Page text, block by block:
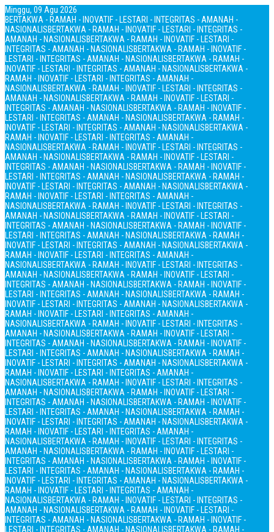
Minggu, 09 Agu 2026
BERTAKWA - RAMAH - INOVATIF - LESTARI - INTEGRITAS - AMANAH -
NASIONALISBERTAKWA - RAMAH - INOVATIF - LESTARI - INTEGRITAS -
AMANAH - NASIONALISBERTAKWA - RAMAH - INOVATIF - LESTARI -
INTEGRITAS - AMANAH - NASIONALISBERTAKWA - RAMAH - INOVATIF -
LESTARI - INTEGRITAS - AMANAH - NASIONALISBERTAKWA - RAMAH -
INOVATIF - LESTARI - INTEGRITAS - AMANAH - NASIONALISBERTAKWA -
RAMAH - INOVATIF - LESTARI - INTEGRITAS - AMANAH -
NASIONALISBERTAKWA - RAMAH - INOVATIF - LESTARI - INTEGRITAS -
AMANAH - NASIONALISBERTAKWA - RAMAH - INOVATIF - LESTARI -
INTEGRITAS - AMANAH - NASIONALISBERTAKWA - RAMAH - INOVATIF -
LESTARI - INTEGRITAS - AMANAH - NASIONALISBERTAKWA - RAMAH -
INOVATIF - LESTARI - INTEGRITAS - AMANAH - NASIONALISBERTAKWA -
RAMAH - INOVATIF - LESTARI - INTEGRITAS - AMANAH -
NASIONALISBERTAKWA - RAMAH - INOVATIF - LESTARI - INTEGRITAS -
AMANAH - NASIONALISBERTAKWA - RAMAH - INOVATIF - LESTARI -
INTEGRITAS - AMANAH - NASIONALISBERTAKWA - RAMAH - INOVATIF -
LESTARI - INTEGRITAS - AMANAH - NASIONALISBERTAKWA - RAMAH -
INOVATIF - LESTARI - INTEGRITAS - AMANAH - NASIONALISBERTAKWA -
RAMAH - INOVATIF - LESTARI - INTEGRITAS - AMANAH -
NASIONALISBERTAKWA - RAMAH - INOVATIF - LESTARI - INTEGRITAS -
AMANAH - NASIONALISBERTAKWA - RAMAH - INOVATIF - LESTARI -
INTEGRITAS - AMANAH - NASIONALISBERTAKWA - RAMAH - INOVATIF -
LESTARI - INTEGRITAS - AMANAH - NASIONALISBERTAKWA - RAMAH -
INOVATIF - LESTARI - INTEGRITAS - AMANAH - NASIONALISBERTAKWA -
RAMAH - INOVATIF - LESTARI - INTEGRITAS - AMANAH -
NASIONALISBERTAKWA - RAMAH - INOVATIF - LESTARI - INTEGRITAS -
AMANAH - NASIONALISBERTAKWA - RAMAH - INOVATIF - LESTARI -
INTEGRITAS - AMANAH - NASIONALISBERTAKWA - RAMAH - INOVATIF -
LESTARI - INTEGRITAS - AMANAH - NASIONALISBERTAKWA - RAMAH -
INOVATIF - LESTARI - INTEGRITAS - AMANAH - NASIONALISBERTAKWA -
RAMAH - INOVATIF - LESTARI - INTEGRITAS - AMANAH -
NASIONALISBERTAKWA - RAMAH - INOVATIF - LESTARI - INTEGRITAS -
AMANAH - NASIONALISBERTAKWA - RAMAH - INOVATIF - LESTARI -
INTEGRITAS - AMANAH - NASIONALISBERTAKWA - RAMAH - INOVATIF -
LESTARI - INTEGRITAS - AMANAH - NASIONALISBERTAKWA - RAMAH -
INOVATIF - LESTARI - INTEGRITAS - AMANAH - NASIONALISBERTAKWA -
RAMAH - INOVATIF - LESTARI - INTEGRITAS - AMANAH -
NASIONALISBERTAKWA - RAMAH - INOVATIF - LESTARI - INTEGRITAS -
AMANAH - NASIONALISBERTAKWA - RAMAH - INOVATIF - LESTARI -
INTEGRITAS - AMANAH - NASIONALISBERTAKWA - RAMAH - INOVATIF -
LESTARI - INTEGRITAS - AMANAH - NASIONALISBERTAKWA - RAMAH -
INOVATIF - LESTARI - INTEGRITAS - AMANAH - NASIONALISBERTAKWA -
RAMAH - INOVATIF - LESTARI - INTEGRITAS - AMANAH -
NASIONALISBERTAKWA - RAMAH - INOVATIF - LESTARI - INTEGRITAS -
AMANAH - NASIONALISBERTAKWA - RAMAH - INOVATIF - LESTARI -
INTEGRITAS - AMANAH - NASIONALISBERTAKWA - RAMAH - INOVATIF -
LESTARI - INTEGRITAS - AMANAH - NASIONALISBERTAKWA - RAMAH -
INOVATIF - LESTARI - INTEGRITAS - AMANAH - NASIONALISBERTAKWA -
RAMAH - INOVATIF - LESTARI - INTEGRITAS - AMANAH -
NASIONALISBERTAKWA - RAMAH - INOVATIF - LESTARI - INTEGRITAS -
AMANAH - NASIONALISBERTAKWA - RAMAH - INOVATIF - LESTARI -
INTEGRITAS - AMANAH - NASIONALISBERTAKWA - RAMAH - INOVATIF -
LESTARI - INTEGRITAS - AMANAH - NASIONALISBERTAKWA - RAMAH -